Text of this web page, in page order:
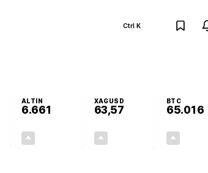
Ctrl K
ALTIN
6.661
XAGUSD
63,57
BTC
65.016